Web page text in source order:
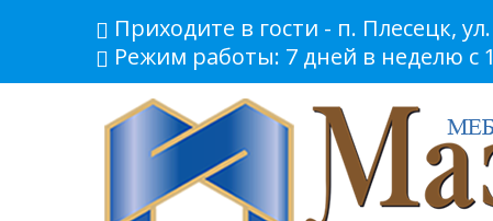
Приходите в гости - п. Плесецк,
Режим работы: 7 дней в неделю с